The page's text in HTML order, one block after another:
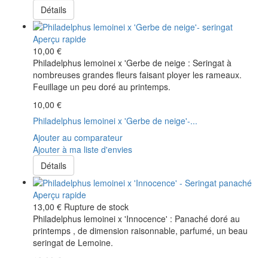
Détails
Aperçu rapide
10,00 €
Philadelphus lemoinei x 'Gerbe de neige : Seringat à
nombreuses grandes fleurs faisant ployer les rameaux.
Feuillage un peu doré au printemps.
10,00 €
Philadelphus lemoinei x 'Gerbe de neige'-...
Ajouter au comparateur
Ajouter à ma liste d'envies
Détails
Aperçu rapide
13,00 € Rupture de stock
Philadelphus lemoinei x 'Innocence' : Panaché doré au
printemps , de dimension raisonnable, parfumé, un beau
seringat de Lemoine.